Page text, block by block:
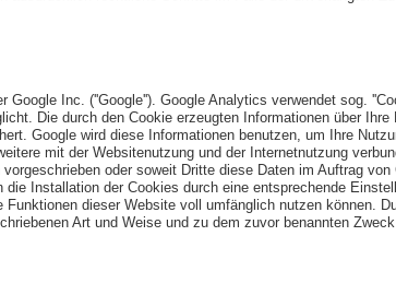
Inc. (''Google''). Google Analytics verwendet sog.
Die durch den Cookie erzeugten Informationen über
Google wird diese Informationen benutzen, um Ihre
mit der Websitenutzung und der Internetnutzung
oder soweit Dritte diese Daten im Auftrag
Installation der Cookies durch eine entsprechende
dieser Website voll umfänglich nutzen können.
Art und Weise und zu dem zuvor benannten